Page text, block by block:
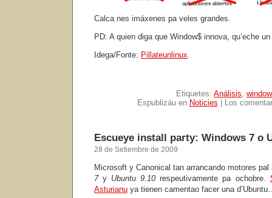
Calca nes imáxenes pa veles grandes.
PD: A quien diga que Window$ innova, qu’eche
Idega/Fonte: Pillateunlinux.
Etiquetes: Análisis,
Espublizáu en Noticies Los
Escueye install party: Windows 7 o
28 de Setiembre de 2009
Microsoft y Canonical tan arrancando motores
7y Ubuntu 9.10 respeutivamente pa ochobre.
Asturianu ya tienen camentao facer una